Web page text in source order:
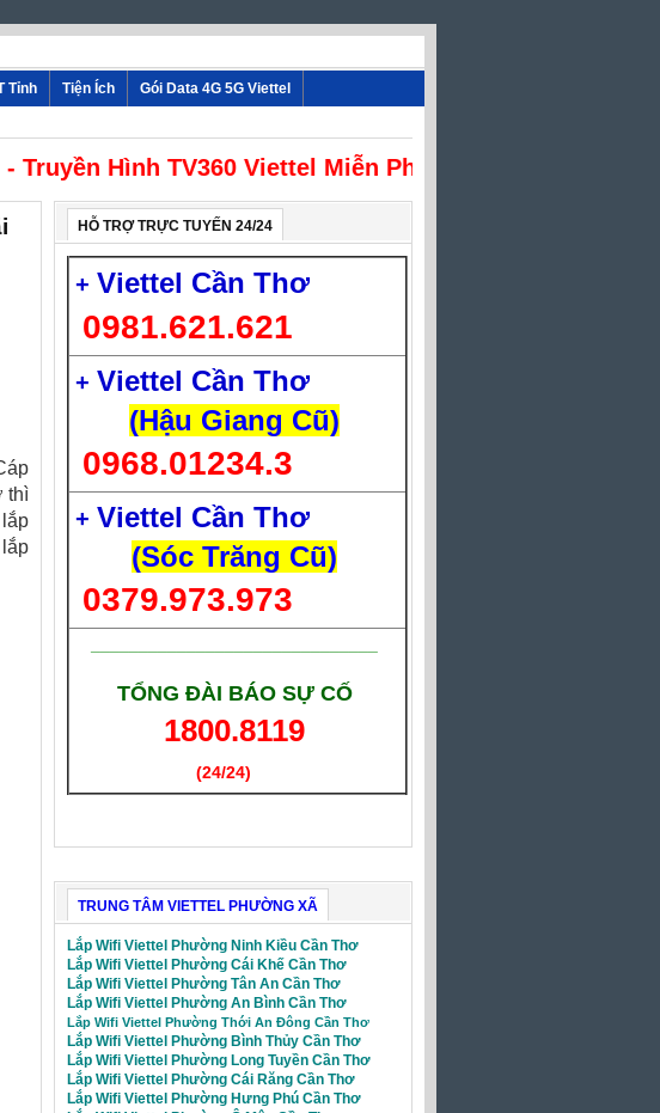
Tỉnh Tiện Ích
Gói Data 4G 5G Viettel
Hình TV360 Viettel Miễn Phí
thì
HỖ TRỢ TRỰC TUYẾN 24/24
+ Viettel Cần Thơ
0981.621.621
+ Viettel Cần Thơ
(Hậu Giang Cũ)
0968.01234.3
+ Viettel Cần Thơ
(Sóc Trăng Cũ)
0379.973.973
TỔNG ĐÀI BÁO SỰ CỐ
1800.8119
(24/24)
TRUNG TÂM VIETTEL PHƯỜNG XÃ
Lắp Wifi Viettel Phường Ninh Kiều Cần Thơ
Lắp Wifi Viettel Phường Cái Khế Cần Thơ
Lắp Wifi Viettel Phường Tân An Cần Thơ
Lắp Wifi Viettel Phường An Bình Cần Thơ
Lắp Wifi Viettel Phường Thới An Đông Cần Thơ
Lắp Wifi Viettel Phường Bình Thủy Cần Thơ
Lắp Wifi Viettel Phường Long Tuyền Cần Thơ
Lắp Wifi Viettel Phường Cái Răng Cần Thơ
Lắp Wifi Viettel Phường Hưng Phú Cần Thơ